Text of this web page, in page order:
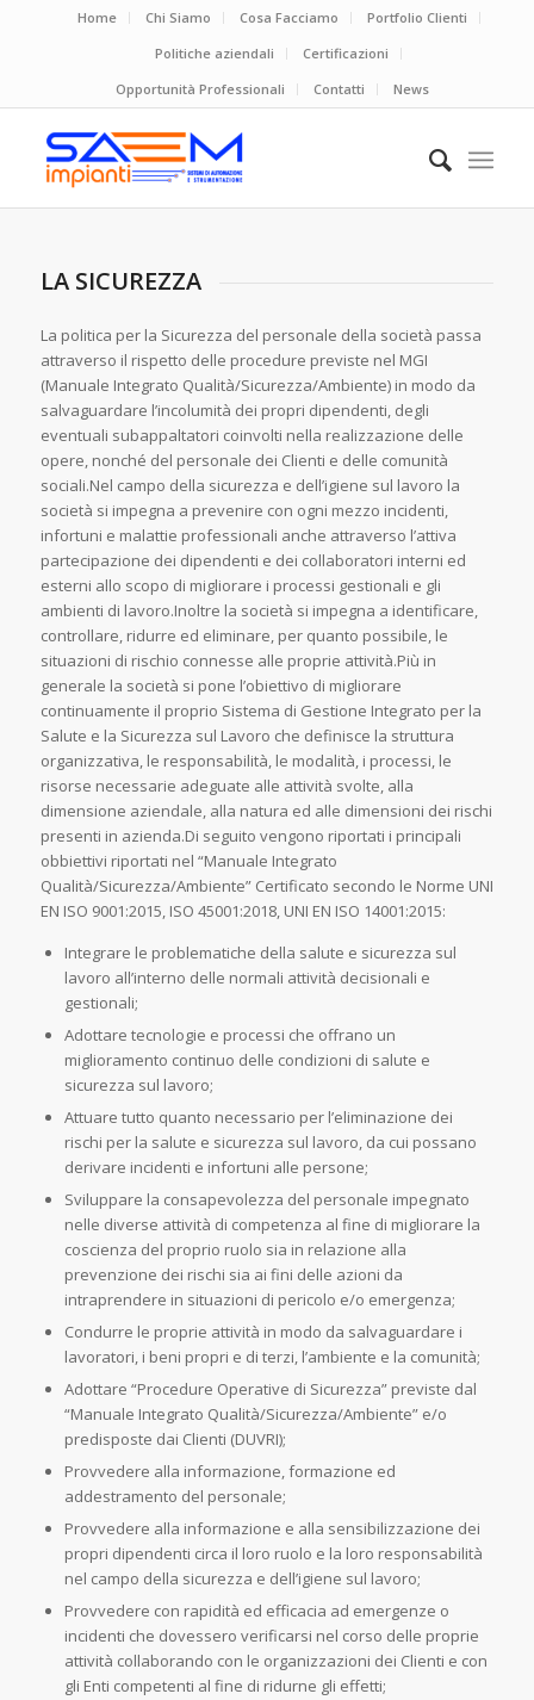
Home Chi Siamo Cosa Facciamo
Portfolio Clienti
Politiche aziendali
Certificazioni
Opportunità Professionali
Contatti News
LA SICUREZZA
La politica per la Sicurezza del personale della società passa
attraverso il rispetto delle procedure previste nel MGI
(Manuale Integrato Qualità/Sicurezza/Ambiente) in modo da
salvaguardare l’incolumità dei propri dipendenti, degli
eventuali subappaltatori coinvolti nella realizzazione delle
opere, nonché del personale dei Clienti e delle comunità
sociali.Nel campo della sicurezza e dell’igiene sul lavoro la
società si impegna a prevenire con ogni mezzo incidenti,
infortuni e malattie professionali anche attraverso l’attiva
partecipazione dei dipendenti e dei collaboratori interni ed
esterni allo scopo di migliorare i processi gestionali e gli
ambienti di lavoro.Inoltre la società si impegna a identificare,
controllare, ridurre ed eliminare, per quanto possibile, le
situazioni di rischio connesse alle proprie attività.Più in
generale la società si pone l’obiettivo di migliorare
continuamente il proprio Sistema di Gestione Integrato per la
Salute e la Sicurezza sul Lavoro che definisce la struttura
organizzativa, le responsabilità, le modalità, i processi, le
risorse necessarie adeguate alle attività svolte, alla
dimensione aziendale, alla natura ed alle dimensioni dei rischi
presenti in azienda.Di seguito vengono riportati i principali
obbiettivi riportati nel “Manuale Integrato
Qualità/Sicurezza/Ambiente” Certificato secondo le Norme UNI
EN ISO 9001:2015, ISO 45001:2018, UNI EN ISO 14001:2015:
Integrare le problematiche della salute e sicurezza sul
lavoro all’interno delle normali attività decisionali e
gestionali;
Adottare tecnologie e processi che offrano un
miglioramento continuo delle condizioni di salute e
sicurezza sul lavoro;
Attuare tutto quanto necessario per l’eliminazione dei
rischi per la salute e sicurezza sul lavoro, da cui possano
derivare incidenti e infortuni alle persone;
Sviluppare la consapevolezza del personale impegnato
nelle diverse attività di competenza al fine di migliorare la
coscienza del proprio ruolo sia in relazione alla
prevenzione dei rischi sia ai fini delle azioni da
intraprendere in situazioni di pericolo e/o emergenza;
Condurre le proprie attività in modo da salvaguardare i
lavoratori, i beni propri e di terzi, l’ambiente e la comunità;
Adottare “Procedure Operative di Sicurezza” previste dal
“Manuale Integrato Qualità/Sicurezza/Ambiente” e/o
predisposte dai Clienti (DUVRI);
Provvedere alla informazione, formazione ed
addestramento del personale;
Provvedere alla informazione e alla sensibilizzazione dei
propri dipendenti circa il loro ruolo e la loro responsabilità
nel campo della sicurezza e dell’igiene sul lavoro;
Provvedere con rapidità ed efficacia ad emergenze o
incidenti che dovessero verificarsi nel corso delle proprie
attività collaborando con le organizzazioni dei Clienti e con
gli Enti competenti al fine di ridurne gli effetti;